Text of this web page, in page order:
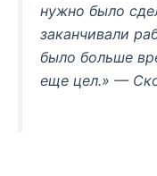
нужно было
заканчивали
было больше
еще цел.» —